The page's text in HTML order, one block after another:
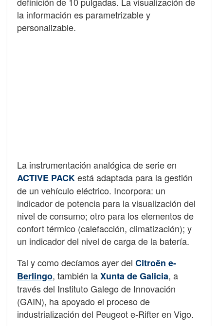
la información es parametrizable y
personalizable.
La instrumentación analógica de serie en
ACTIVE PACKestá adaptada para la gestión
de un vehículo eléctrico. Incorpora: un
indicador de potencia para la visualización del
nivel de consumo; otro para los elementos de
confort térmico (calefacción, climatización); y
un indicador del nivel de carga de la batería.
Tal y como decíamos ayer del Citroën e-
Berlingo, también laXunta de Galicia, a
través del Instituto Galego de Innovación
(GAIN), ha apoyado el proceso de
industrialización del Peugeot e-Rifter en Vigo.